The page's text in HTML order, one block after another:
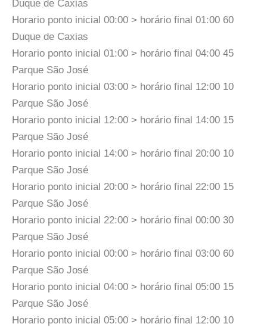
Duque de Caxias
Horario ponto inicial 00:00 > horário final 01:00 60
Duque de Caxias
Horario ponto inicial 01:00 > horário final 04:00 45
Parque São José
Horario ponto inicial 03:00 > horário final 12:00 10
Parque São José
Horario ponto inicial 12:00 > horário final 14:00 15
Parque São José
Horario ponto inicial 14:00 > horário final 20:00 10
Parque São José
Horario ponto inicial 20:00 > horário final 22:00 15
Parque São José
Horario ponto inicial 22:00 > horário final 00:00 30
Parque São José
Horario ponto inicial 00:00 > horário final 03:00 60
Parque São José
Horario ponto inicial 04:00 > horário final 05:00 15
Parque São José
Horario ponto inicial 05:00 > horário final 12:00 10